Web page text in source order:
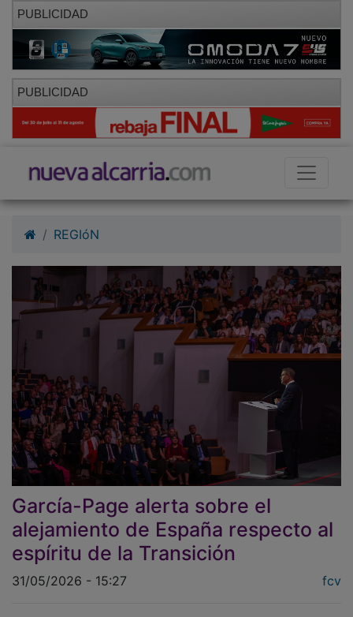
PUBLICIDAD
PUBLICIDAD
García-Page alerta sobre el
alejamiento de España respecto al
espíritu de la Transición
31/05/2026 - 15:27